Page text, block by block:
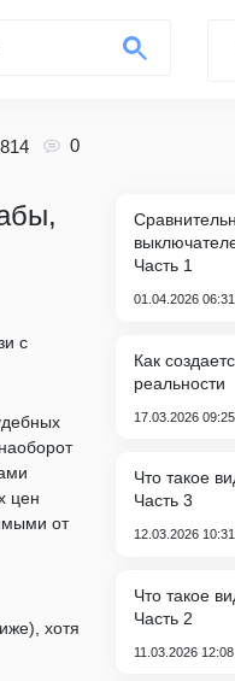
0
с
цен
от
хотя
Часть 1
01.04.2026 06:31
Как
реальности
17.03.2026 09:25
Что такое
Часть 3
12.03.2026 10:31
Что такое
Часть 2
11.03.2026 12:08